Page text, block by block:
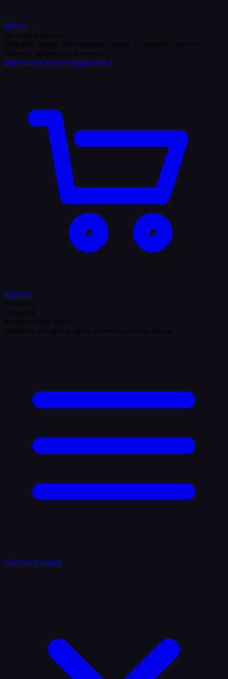
Войти
Войти или зарегистрироваться
Корзина
Каталог товаров